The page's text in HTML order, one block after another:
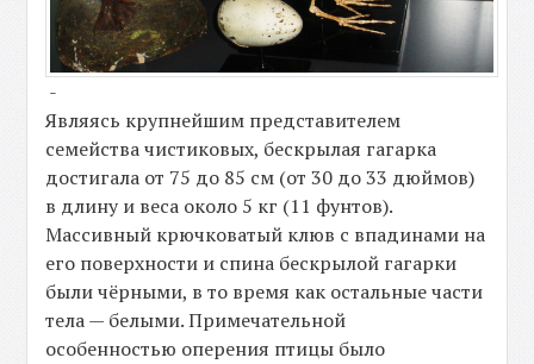
-
Являясь крупнейшим представителем
семейства чистиковых, бескрылая гагарка
достигала от 75 до 85 см (от 30 до 33 дюймов)
в длину и веса около 5 кг (11 фунтов).
Массивный крючковатый клюв с впадинами на
его поверхности и спина бескрылой гагарки
были чёрными, в то время как остальные части
тела — белыми. Примечательной
особенностью оперения птицы было